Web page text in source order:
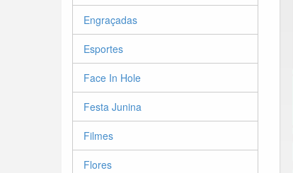
Engraçadas
Esportes
Face In Hole
Festa Junina
Filmes
Flores